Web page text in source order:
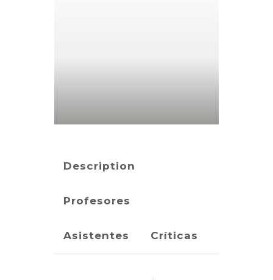
Description
Profesores
Asistentes Críticas